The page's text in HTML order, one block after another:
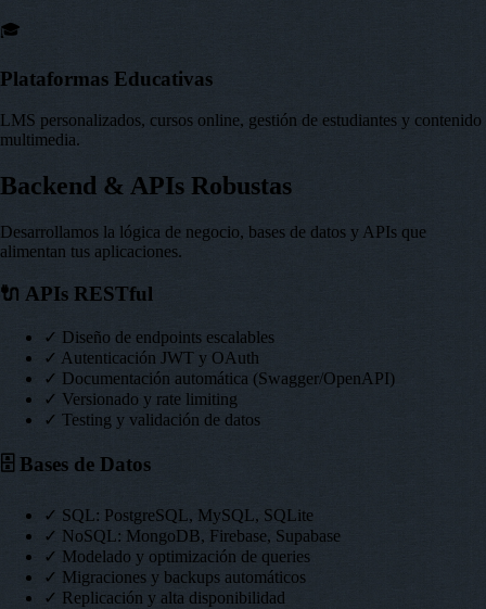
🎓
Plataformas Educativas
LMS personalizados, cursos online, gestión de estudiantes y contenido
multimedia.
Backend & APIs Robustas
Desarrollamos la lógica de negocio, bases de datos y APIs que
alimentan tus aplicaciones.
🔌 APIs RESTful
✓ Diseño de endpoints escalables
✓ Autenticación JWT y OAuth
✓ Documentación automática (Swagger/OpenAPI)
✓ Versionado y rate limiting
✓ Testing y validación de datos
🗄️ Bases de Datos
✓ SQL: PostgreSQL, MySQL, SQLite
✓ NoSQL: MongoDB, Firebase, Supabase
✓ Modelado y optimización de queries
✓ Migraciones y backups automáticos
✓ Replicación y alta disponibilidad